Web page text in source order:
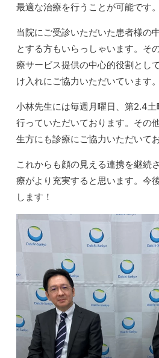
最適な治療を行うことが可能です。
当院にご受診いただいた患者様の
とする方もいらっしゃいます。そ
療サービス提供の中心的役割とし
け入れにご協力いただいています。
小林先生には毎週月曜日、第2.4
行っていただいております。その
生方にも診療にご協力いただいてお
これからも顔の見える連携を継続
療がより充実すると思います。今
します！